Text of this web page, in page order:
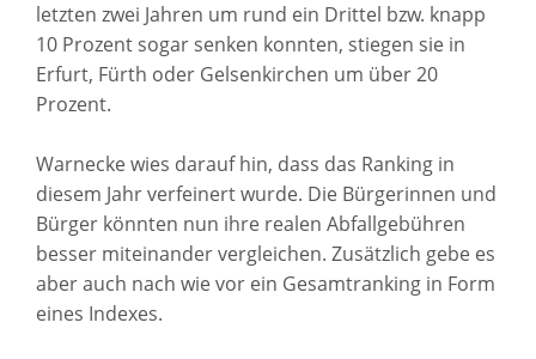
letzten zwei Jahren um rund ein Drittel bzw. knapp
10 Prozent sogar senken konnten, stiegen sie in
Erfurt, Fürth oder Gelsenkirchen um über 20
Prozent.
Warnecke wies darauf hin, dass das Ranking in
diesem Jahr verfeinert wurde. Die Bürgerinnen und
Bürger könnten nun ihre realen Abfallgebühren
besser miteinander vergleichen. Zusätzlich gebe es
aber auch nach wie vor ein Gesamtranking in Form
eines Indexes.